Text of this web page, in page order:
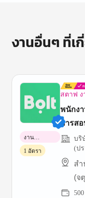
งานอื่นๆ ที่เ
สตาฟ ง
พนักง
การส
บริ
(ป
ส
(จ
งาน
พาร์ทไทม์
1 อัตรา